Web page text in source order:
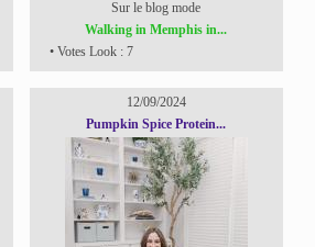
Sur le blog mode
Walking in Memphis in...
• Votes Look : 7
12/09/2024
Pumpkin Spice Protein...